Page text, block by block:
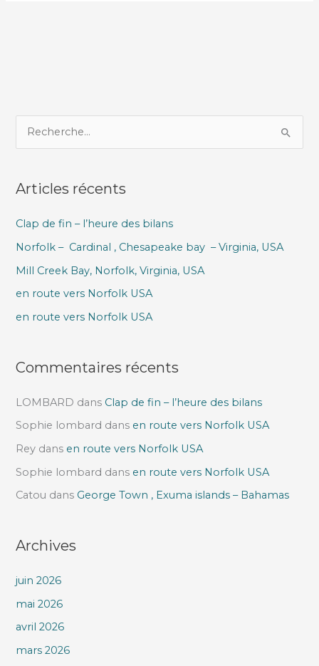
e
h
r
c
h
e
Articles récents
Clap de fin – l’heure des bilans
Norfolk – Cardinal , Chesapeake bay – Virginia, USA
Mill Creek Bay, Norfolk, Virginia, USA
en route vers Norfolk USA
en route vers Norfolk USA
Commentaires récents
LOMBARD dans Clap de fin – l’heure des bilans
Sophie lombard dans en route vers Norfolk USA
Rey dans en route vers Norfolk USA
Sophie lombard dans en route vers Norfolk USA
Catou dans George Town , Exuma islands – Bahamas
Archives
juin 2026
mai 2026
avril 2026
mars 2026